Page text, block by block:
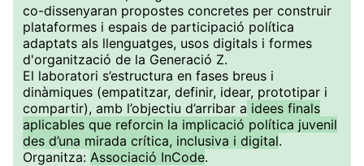
co-dissenyaran propostes concretes per construir
plataformes i espais de participació política
adaptats als llenguatges, usos digitals i formes
d'organització de la Generació Z.
El laboratori s’estructura en fases breus i
dinàmiques (empatitzar, definir, idear, prototipar i
compartir), amb l’objectiu d’arribar a idees finals
aplicables que reforcin la implicació política juvenil
des d’una mirada crítica, inclusiva i digital.
Organitza: Associació InCode.